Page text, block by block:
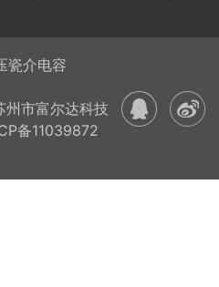
瓷介电容
市富尔达科技
备11039872